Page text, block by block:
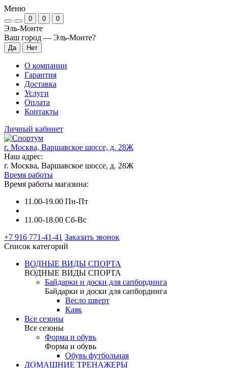
Меню
0 0 0
Эль-Монте
Ваш город — Эль-Монте?
О компании
Гарантия
Доставка
Услуги
Оплата
Контакты
Личный кабинет
г. Москва, Варшавское шоссе, д. 28Ж
Наш адрес:
г. Москва, Варшавское шоссе, д. 28Ж
Время работы
Время работы магазина:
11.00-19.00 Пн-Пт
11.00-18.00 Сб-Вс
+7 916 771-41-41 Заказать звонок
Список категорий
ВОДНЫЕ ВИДЫ СПОРТА
ВОДНЫЕ ВИДЫ СПОРТА
Байдарки и доски для сапбординга
Байдарки и доски для сапбординга
Весло шверт
Каяк
Все сезоны
Все сезоны
Форма и обувь
Форма и обувь
Обувь футбольная
ДОМАШНИЕ ТРЕНАЖЕРЫ